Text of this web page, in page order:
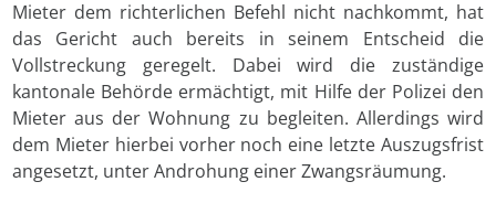
Mieter dem richterlichen Befehl nicht nachkommt, hat
das Gericht auch bereits in seinem Entscheid die
Vollstreckung geregelt. Dabei wird die zuständige
kantonale Behörde ermächtigt, mit Hilfe der Polizei den
Mieter aus der Wohnung zu begleiten. Allerdings wird
dem Mieter hierbei vorher noch eine letzte Auszugsfrist
angesetzt, unter Androhung einer Zwangsräumung.